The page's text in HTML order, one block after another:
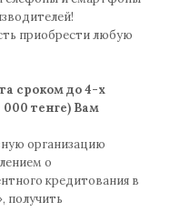
приобрести любую
сроком до 4-х
тенге) Вам
организацию
о
кредитования в
получить